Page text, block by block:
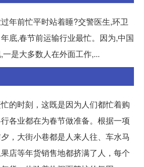
年前忙平时站着睡?交警医生,环卫
底,春节前运输行业最忙。因为,中国
是大多数人在外面工作,...
的时刻，这既是因为人们都忙着购
各业都在为春节做准备。根据一项
，大街小巷都是人来人往、车水马
店等年货销售地都挤满了人，每个